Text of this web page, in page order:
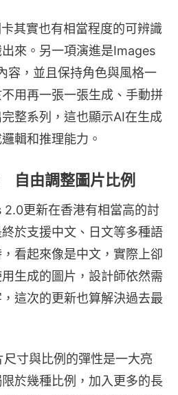
其實也有相當程度的可辨識
來。另一項演進是Images
容，並且保持角色與風格一
用再一張一張生成、手動拼
整系列，這也顯示AI在生成
輯和推理能力。
自由調整圖片比例
更新在香港有相當高的討
於支援中文、日文等多種語
看起來像是中文，實際上卻
生成的圖片，設計師依然需
這次的更新也算解決過去最
寸與比例的彈性是一大亮
於幾種比例，加入更多的長